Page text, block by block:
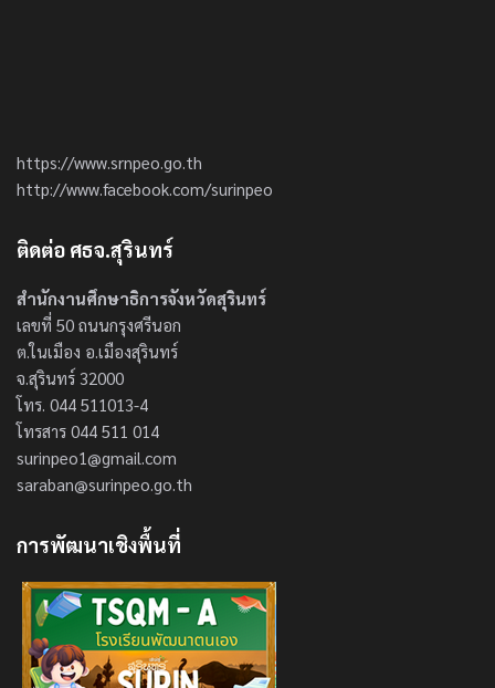
https://www.srnpeo.go.th
http://www.facebook.com/surinpeo
ติดต่อ ศธจ.สุรินทร์
สำนักงานศึกษาธิการจังหวัดสุรินทร์
เลขที่ 50 ถนนกรุงศรีนอก
ต.ในเมือง อ.เมืองสุรินทร์
จ.สุรินทร์ 32000
โทร. 044 511013-4
โทรสาร 044 511 014
surinpeo1@gmail.com
saraban@surinpeo.go.th
การพัฒนาเชิงพื้นที่